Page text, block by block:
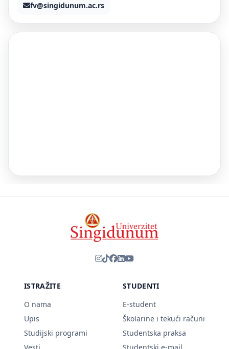
fv@singidunum.ac.rs
ISTRAŽITE
O nama
Upis
Studijski programi
STUDENTI
E-student
Školarine i tekući računi
Studentska praksa